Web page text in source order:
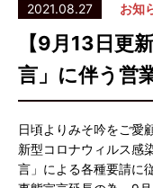
2021.08.27 お知
【9月13日更
言」に伴う営
日頃よりみそ吟をご愛
新型コロナウィルス感
言」による各種要請に